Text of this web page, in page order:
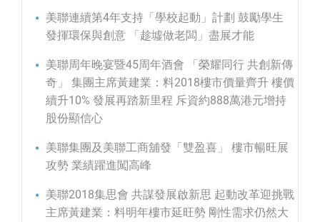
美聯連續第4年支持「學校起動」計劃 鼓勵學生
發揮環保與創意 「趁墟做老闆」盡展才能
美聯周年晚宴暨45周年酒會 「榮耀同行 共創新傳
奇」 集團主席黃建業：料2018樓市價量齊升 樓價
續升10% 發展再踏新里程 斥資約888萬港元增持
股份顯信心
美聯集團及美聯工商舖發「雙盈喜」 樓市暢旺展
攻勢 業績躍進闖高峰
美聯2018集思會 共謀發展啟新思 起動改革迎挑戰
主席黃建業：料明年樓市延旺勢 剛性需求仍然大